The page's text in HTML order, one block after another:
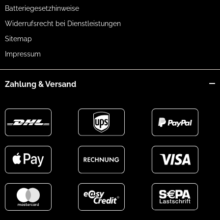
Batteriegesetzhinweise
Widerrufsrecht bei Dienstleistungen
Sitemap
Impressum
Zahlung & Versand